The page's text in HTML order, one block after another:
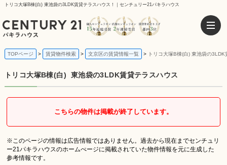
トリコ大塚B棟(白) 東池袋の3LDK賃貸テラスハウス！｜センチュリー21パキラハウス
TOPページ 賃貸物件検索 文京区の賃貸情報一覧 トリコ大塚B棟(白) 東池袋の3LDK
トリコ大塚B棟(白) 東池袋の3LDK賃貸テラスハウス
こちらの物件は掲載が終了しています。
※このページの情報は広告情報ではありません。過去から現在までセンチュリ
ー21パキラハウスのホームぺージに掲載されていた物件情報を元に生成した
参考情報です。